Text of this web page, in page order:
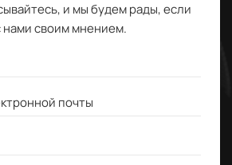
и мы будем рады, если
нами своим мнением.